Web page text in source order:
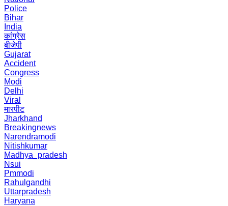
Police
Bihar
India
कांग्रेस
बीजेपी
Gujarat
Accident
Congress
Modi
Delhi
Viral
मारपीट
Jharkhand
Breakingnews
Narendramodi
Nitishkumar
Madhya_pradesh
Nsui
Pmmodi
Rahulgandhi
Uttarpradesh
Haryana